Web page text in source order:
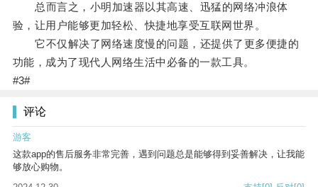
总而言之，小明加速器以其高速、迅猛的网络冲浪体
验，让用户能够更加轻松、快捷地享受互联网世界。
它不仅解决了网络速度慢的问题，还提供了更多便捷的
功能，成为了现代人网络生活中必备的一款工具。
#3#
评论
游客
这款app的售后服务非常完善，遇到问题总是能够得到妥善解决，让我能
够放心购物。